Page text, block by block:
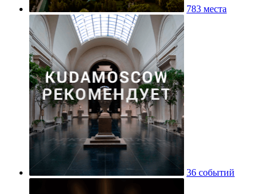
783 места
36 событий